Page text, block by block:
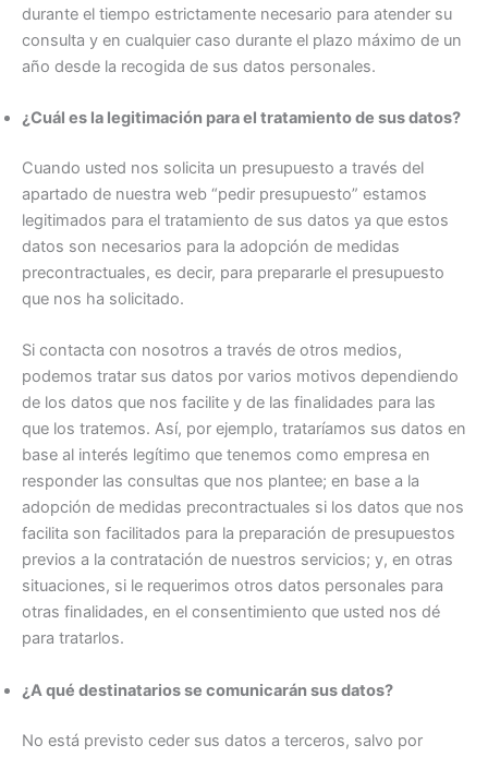
durante el tiempo estrictamente necesario para atender su
consulta y en cualquier caso durante el plazo máximo de un
año desde la recogida de sus datos personales.
¿Cuál es la legitimación para el tratamiento de sus datos?
Cuando usted nos solicita un presupuesto a través del
apartado de nuestra web “pedir presupuesto” estamos
legitimados para el tratamiento de sus datos ya que estos
datos son necesarios para la adopción de medidas
precontractuales, es decir, para prepararle el presupuesto
que nos ha solicitado.
Si contacta con nosotros a través de otros medios,
podemos tratar sus datos por varios motivos dependiendo
de los datos que nos facilite y de las finalidades para las
que los tratemos. Así, por ejemplo, trataríamos sus datos en
base al interés legítimo que tenemos como empresa en
responder las consultas que nos plantee; en base a la
adopción de medidas precontractuales si los datos que nos
facilita son facilitados para la preparación de presupuestos
previos a la contratación de nuestros servicios; y, en otras
situaciones, si le requerimos otros datos personales para
otras finalidades, en el consentimiento que usted nos dé
para tratarlos.
¿A qué destinatarios se comunicarán sus datos?
No está previsto ceder sus datos a terceros, salvo por